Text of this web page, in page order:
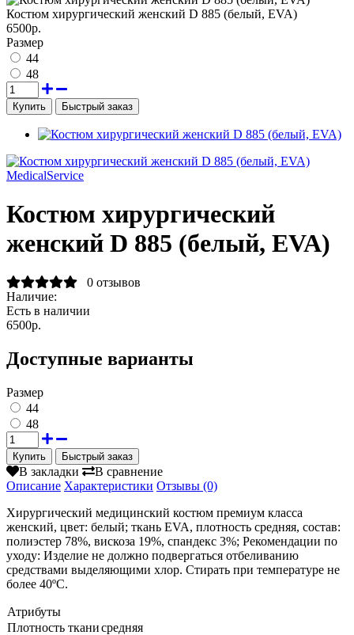
Костюм хирургический женский D 885 (белый, EVA)
6500р.
Размер
44
48
Быстрый заказ
MedicalService
Костюм хирургический
женский D 885 (белый, EVA)
0 отзывов
Наличие:
Есть в наличии
6500р.
Доступные варианты
Размер
44
48
Быстрый заказ
В закладки
В сравнение
Описание Характеристики Отзывы (0)
Хирургический медицинский костюм премиум класса
женский, цвет: белый; ткань EVA, плотность средняя, состав:
полиэстер 78%, вискоза 19%, спандекс 3%; Рекомендации по
уходу: Изделие не должно подвергаться отбеливанию
средствами выделяющими хлор. Стирать при температуре не
более 40ºС.
Атрибуты
Плотность тканисредняя